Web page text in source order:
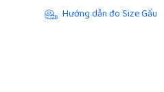
Hướng dẫn đo Size Gấu